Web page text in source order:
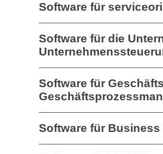
Software für
Software für die
Software für
Software für